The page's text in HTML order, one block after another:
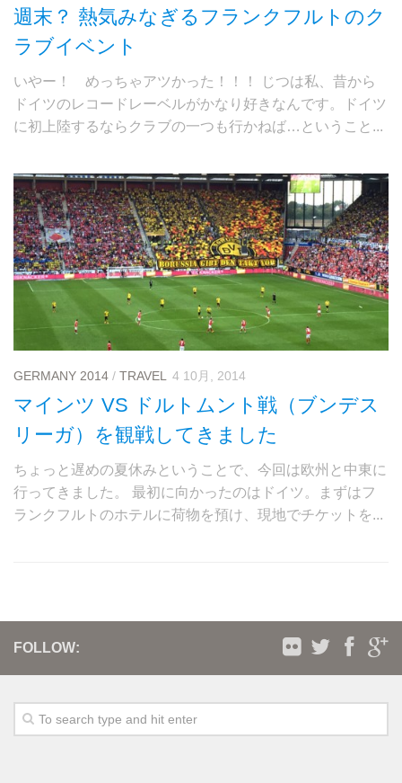
週末？ 熱気みなぎるフランクフルトのク
ラブイベント
いやー！ めっちゃアツかった！！！ じつは私、昔から
ドイツのレコードレーベルがかなり好きなんです。ドイツ
に初上陸するならクラブの一つも行かねば…ということ...
GERMANY 2014 / TRAVEL 4 10月, 2014
マインツ VS ドルトムント戦（ブンデス
リーガ）を観戦してきました
ちょっと遅めの夏休みということで、今回は欧州と中東に
行ってきました。 最初に向かったのはドイツ。まずはフ
ランクフルトのホテルに荷物を預け、現地でチケットを...
FOLLOW: